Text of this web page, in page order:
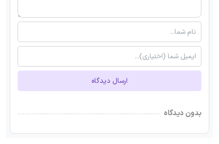
ارسال دیدگاه
بدون دیدگاه